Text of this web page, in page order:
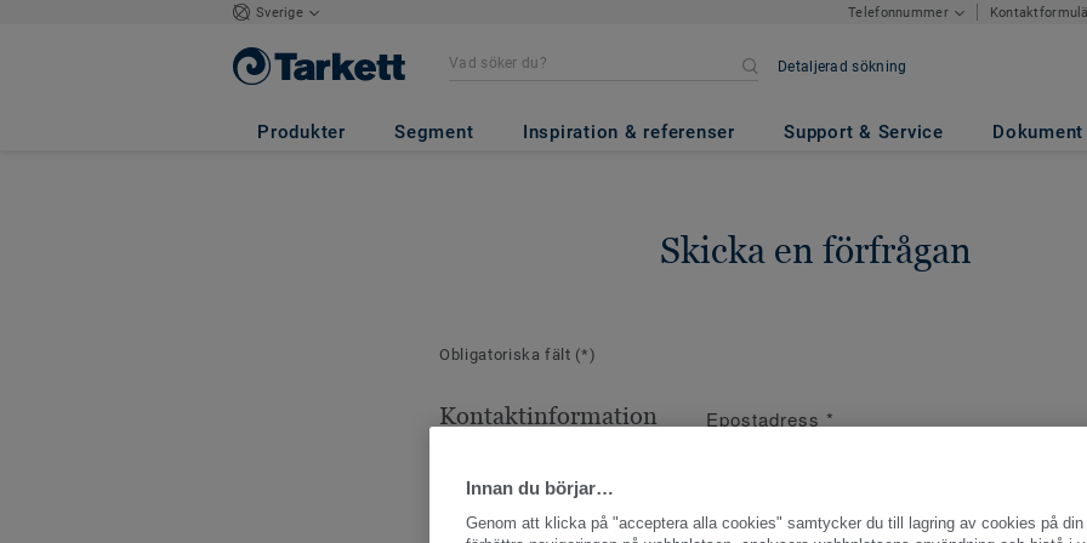
Sverige Telefonnummer
Detaljerad sökning
Produkter Segment Inspiration & referenser Support & Service Dokument
Skicka en förfrågan
Obligatoriska fält (*)
Kontaktinformation Epostadress *
Innan du börjar…
Genom att klicka på "acceptera alla cookies" samtycker du till lagring av cookies på